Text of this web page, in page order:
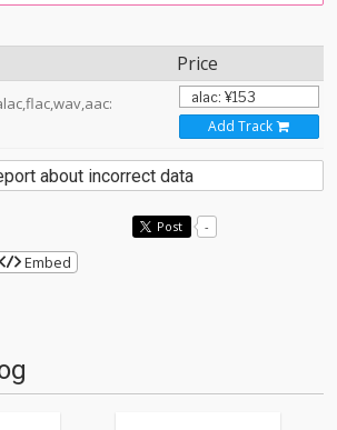
Price
Add Track
about incorrect data
Post -
Embed